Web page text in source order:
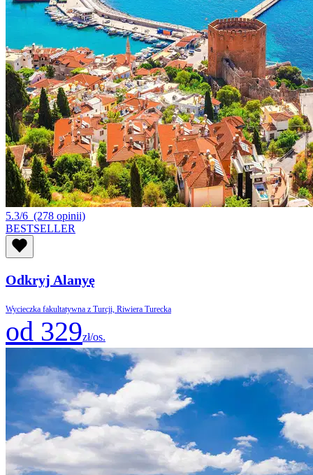
5.3/6 (278 opinii)
BESTSELLER
Odkryj Alanyę
Wycieczka fakultatywna z Turcji, Riwiera Turecka
od 329zł/os.